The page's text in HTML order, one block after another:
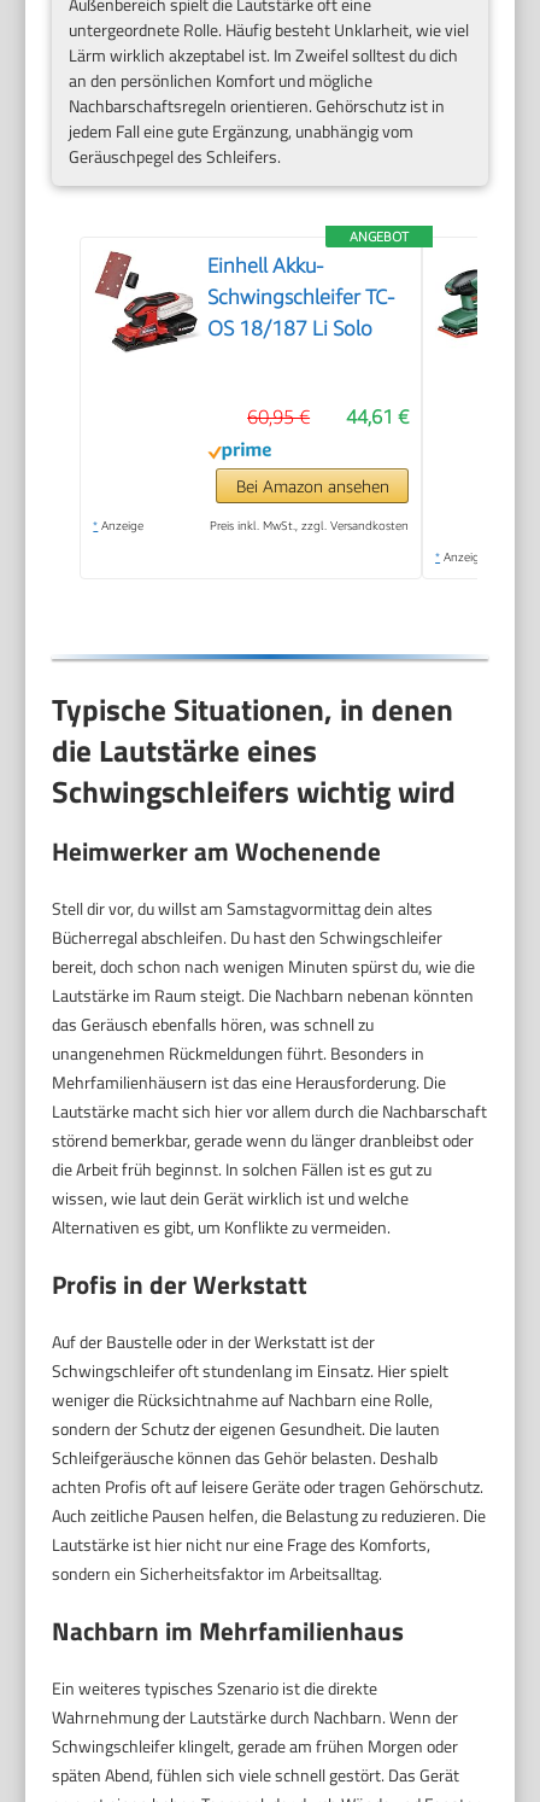
untergeordnete Rolle. Häufig besteht Unklarheit, wie viel
Lärm wirklich akzeptabel ist. Im Zweifel solltest du dich
an den persönlichen Komfort und mögliche
Nachbarschaftsregeln orientieren. Gehörschutz ist in
jedem Fall eine gute Ergänzung, unabhängig vom
Geräuschpegel des Schleifers.
ANGEBOT
Einhell Akku-
Schwingschleifer TC-
OS 18/187 Li Solo
44,61 €
60,95 €
Bei Amazon ansehen
* Anzeige Preis inkl. MwSt., zzgl. Versandkosten
* Anzeige
Typische Situationen, in denen
die Lautstärke eines
Schwingschleifers wichtig wird
Heimwerker am Wochenende
Stell dir vor, du willst am Samstagvormittag dein altes
Bücherregal abschleifen. Du hast den Schwingschleifer
bereit, doch schon nach wenigen Minuten spürst du, wie die
Lautstärke im Raum steigt. Die Nachbarn nebenan könnten
das Geräusch ebenfalls hören, was schnell zu
unangenehmen Rückmeldungen führt. Besonders in
Mehrfamilienhäusern ist das eine Herausforderung. Die
Lautstärke macht sich hier vor allem durch die Nachbarschaft
störend bemerkbar, gerade wenn du länger dranbleibst oder
die Arbeit früh beginnst. In solchen Fällen ist es gut zu
wissen, wie laut dein Gerät wirklich ist und welche
Alternativen es gibt, um Konflikte zu vermeiden.
Profis in der Werkstatt
Auf der Baustelle oder in der Werkstatt ist der
Schwingschleifer oft stundenlang im Einsatz. Hier spielt
weniger die Rücksichtnahme auf Nachbarn eine Rolle,
sondern der Schutz der eigenen Gesundheit. Die lauten
Schleifgeräusche können das Gehör belasten. Deshalb
achten Profis oft auf leisere Geräte oder tragen Gehörschutz.
Auch zeitliche Pausen helfen, die Belastung zu reduzieren. Die
Lautstärke ist hier nicht nur eine Frage des Komforts,
sondern ein Sicherheitsfaktor im Arbeitsalltag.
Nachbarn im Mehrfamilienhaus
Ein weiteres typisches Szenario ist die direkte
Wahrnehmung der Lautstärke durch Nachbarn. Wenn der
Schwingschleifer klingelt, gerade am frühen Morgen oder
späten Abend, fühlen sich viele schnell gestört. Das Gerät